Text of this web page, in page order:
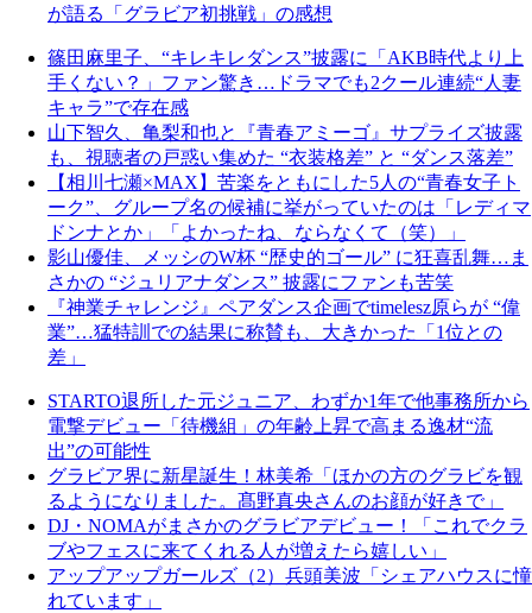
が語る「グラビア初挑戦」の感想
篠田麻里子、“キレキレダンス”披露に「AKB時代より上
手くない？」ファン驚き…ドラマでも2クール連続“人妻
キャラ”で存在感
山下智久、亀梨和也と『青春アミーゴ』サプライズ披露
も、視聴者の戸惑い集めた “衣装格差” と “ダンス落差”
【相川七瀬×MAX】苦楽をともにした5人の“青春女子ト
ーク”、グループ名の候補に挙がっていたのは「レディマ
ドンナとか」「よかったね、ならなくて（笑）」
影山優佳、メッシのW杯 “歴史的ゴール” に狂喜乱舞…ま
さかの “ジュリアナダンス” 披露にファンも苦笑
『神業チャレンジ』ペアダンス企画でtimelesz原らが “偉
業”…猛特訓での結果に称賛も、大きかった「1位との
差」
STARTO退所した元ジュニア、わずか1年で他事務所から
電撃デビュー「待機組」の年齢上昇で高まる逸材“流
出”の可能性
グラビア界に新星誕生！林美希「ほかの方のグラビを観
るようになりました。髙野真央さんのお顔が好きで」
DJ・NOMAがまさかのグラビアデビュー！「これでクラ
ブやフェスに来てくれる人が増えたら嬉しい」
アップアップガールズ（2）兵頭美波「シェアハウスに憧
れています」